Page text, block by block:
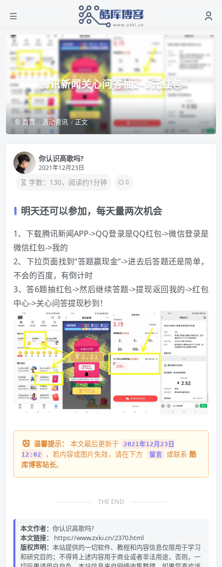
腾讯新闻关心问答抽2~3元红包
首页 活动资讯 正文
你认识高歌吗?
2021年12月23日
字数：130，阅读约1分钟 0
明天还可以参加，每天量两次机会
1、下载腾讯新闻APP->QQ登录是QQ红包->微信登录是
微信红包->我的
2、下拉页面找到“答题赢现金”->进去后答题还是简单，
不会的百度，有倒计时
3、答6题抽红包->然后继续答题->提现返回我的->红包
中心->关心问答提现秒到！
温馨提示： 本文最后更新于 2021年12月23日
12:02
，若内容或图片失效，请在下方 留言 或联系 酷
库博客站长。
THE END
本文作者： 你认识高歌吗?
本文链接：
https://www.zxki.cn/2370.html
版权声明： 本站提供的一切软件、教程和内容信息仅限用于学习
和研究目的；不得将上述内容用于商业或者非法用途，否则，一